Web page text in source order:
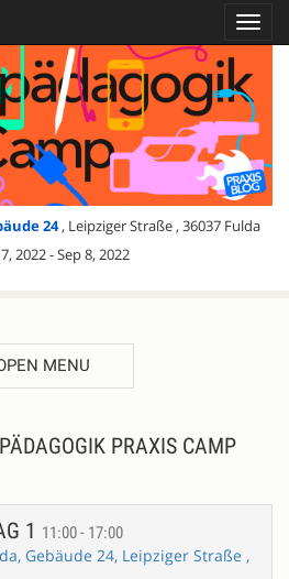
24 , Leipziger Straße , 36037 Fulda
2022 - Sep 8, 2022
MENU
PRAXIS CAMP
1 11:00 - 17:00
Gebäude 24, Leipziger Straße ,